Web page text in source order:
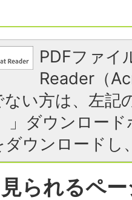
PDFファイ
Reader（
ない方は、左
」ダウンロー
ダウンロード
られるペー